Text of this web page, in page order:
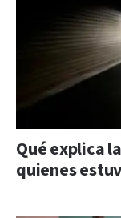
Qué explica
quienes